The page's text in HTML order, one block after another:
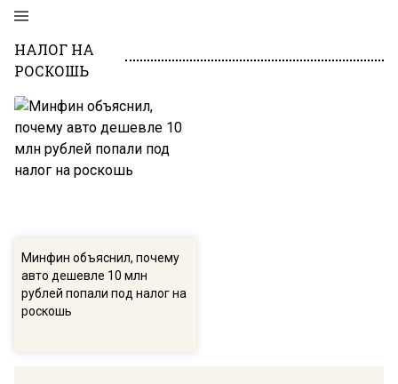
НАЛОГ НА
РОСКОШЬ
Минфин объяснил, почему
авто дешевле 10 млн
рублей попали под налог на
роскошь